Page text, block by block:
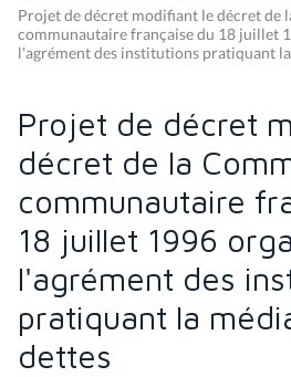
Projet de décret modifiant le décret de
communautaire française du 18 juillet
l'agrément des institutions pratiquant
Projet de décret
décret de la
communautaire
18 juillet 1996
l'agrément des
pratiquant la
dettes